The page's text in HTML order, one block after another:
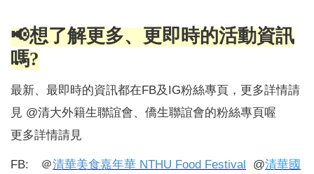
📢想了解更多、更即時的活動資訊
嗎?
最新、最即時的資訊都在FB及IG粉絲專頁，更多詳情請
見 @清大外籍生聯誼會、僑生聯誼會的粉絲專頁喔
更多詳情請見
FB: ＠清華美食嘉年華 NTHU Food Festival @清華國